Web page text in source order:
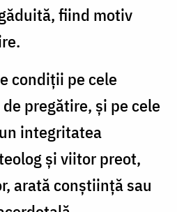
fiind motiv
condiții pe cele
pregătire, și pe cele
integritatea
și viitor preot,
arată conștiință sau